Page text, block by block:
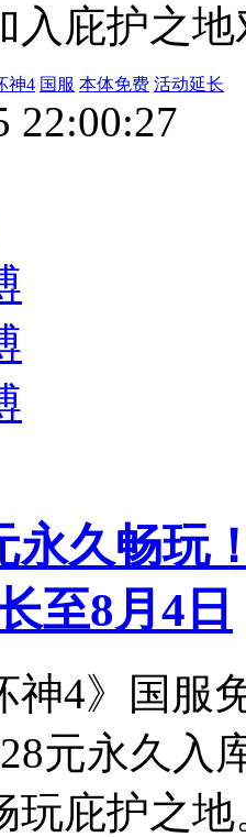
入庇护之
神4 国服 本体免费 活动延长
22:00:27
永久畅玩
至8月4日
神4》国服
元永久入
玩庇护之地